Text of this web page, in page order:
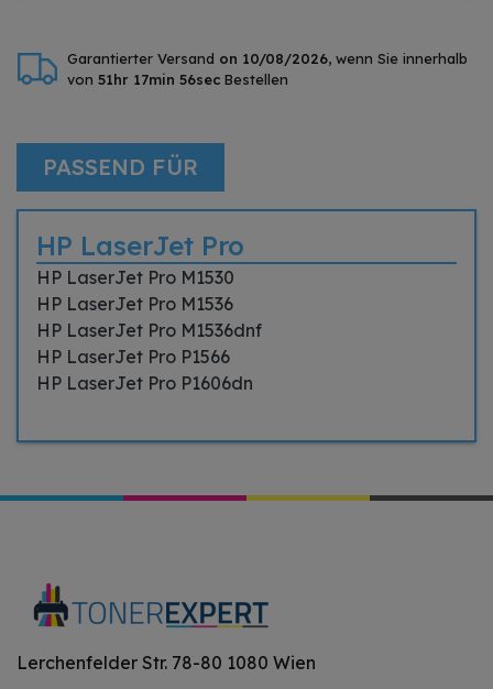
Garantierter Versand on 10/08/2026, wenn Sie innerhalb
von 51hr 17min 56sec Bestellen
PASSEND FÜR
HP LaserJet Pro
HP LaserJet Pro M1530
HP LaserJet Pro M1536
HP LaserJet Pro M1536dnf
HP LaserJet Pro P1566
HP LaserJet Pro P1606dn
Lerchenfelder Str. 78-80 1080 Wien